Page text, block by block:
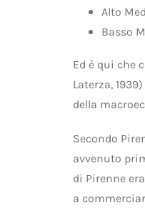
Alto
Basso
Ed è qui che
Laterza,
della
Secondo
avvenuto
di Pirenne
a